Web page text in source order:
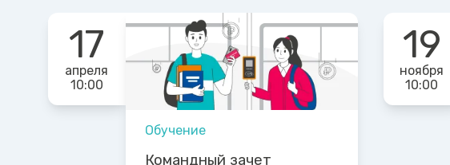
17
апреля
10:00
Обучение
Командный зачет
19
ноября
10:00